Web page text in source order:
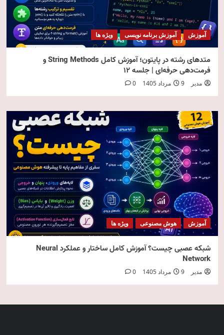
آموزش آموزش برنامه نویسی ویژه ها
متدهای رشته در پایتون؛ آموزش کامل String Methods و
فرمت‌دهی حرفه‌ای | جلسه ۱۲
مدیر 9 مرداد 1405 0
آموزش هوش مصنوعی ویژه ها
شبکه عصبی چیست؟ آموزش کامل ساختار و عملکرد Neural
Network
مدیر 9 مرداد 1405 0